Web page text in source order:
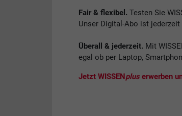
Fair & flexibel. Testen Sie
Unser Digital-Abo ist
Überall & jederzeit. Mit
egal ob per Laptop,
Jetzt WISSEN pluserwerben